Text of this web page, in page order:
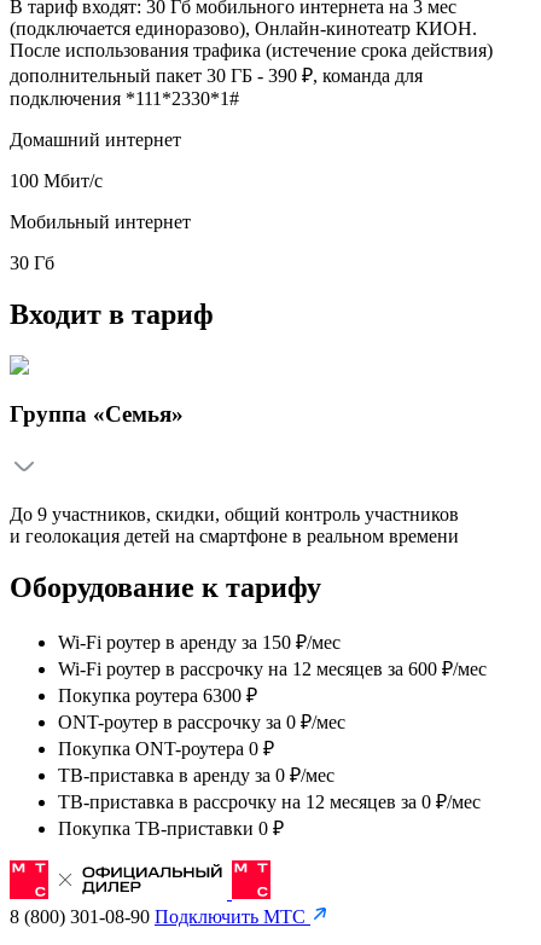
В тариф входят: 30 Гб мобильного интернета на 3 мес
(подключается единоразово), Онлайн-кинотеатр КИОН.
После использования трафика (истечение срока действия)
дополнительный пакет 30 ГБ - 390 ₽, команда для
подключения *111*2330*1#
Домашний интернет
100 Мбит/с
Мобильный интернет
30 Гб
Входит в тариф
Группа «Семья»
До 9 участников, скидки, общий контроль участников
и геолокация детей на смартфоне в реальном времени
Оборудование к тарифу
Wi-Fi роутер в аренду за 150 ₽/мес
Wi-Fi роутер в рассрочку на 12 месяцев за 600 ₽/мес
Покупка роутера 6300 ₽
ONT-роутер в рассрочку за 0 ₽/мес
Покупка ONT-роутера 0 ₽
ТВ-приставка в аренду за 0 ₽/мес
ТВ-приставка в рассрочку на 12 месяцев за 0 ₽/мес
Покупка ТВ-приставки 0 ₽
8 (800) 301-08-90 Подключить МТС